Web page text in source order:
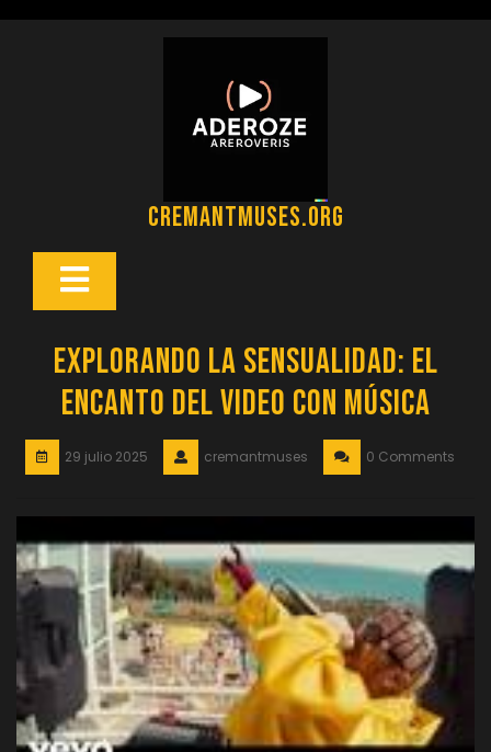
cremantmuses.org
Botón
Explorando la Sensualidad: El
Encanto del Video con Música
29 julio 2025 cremantmuses 0 Comments